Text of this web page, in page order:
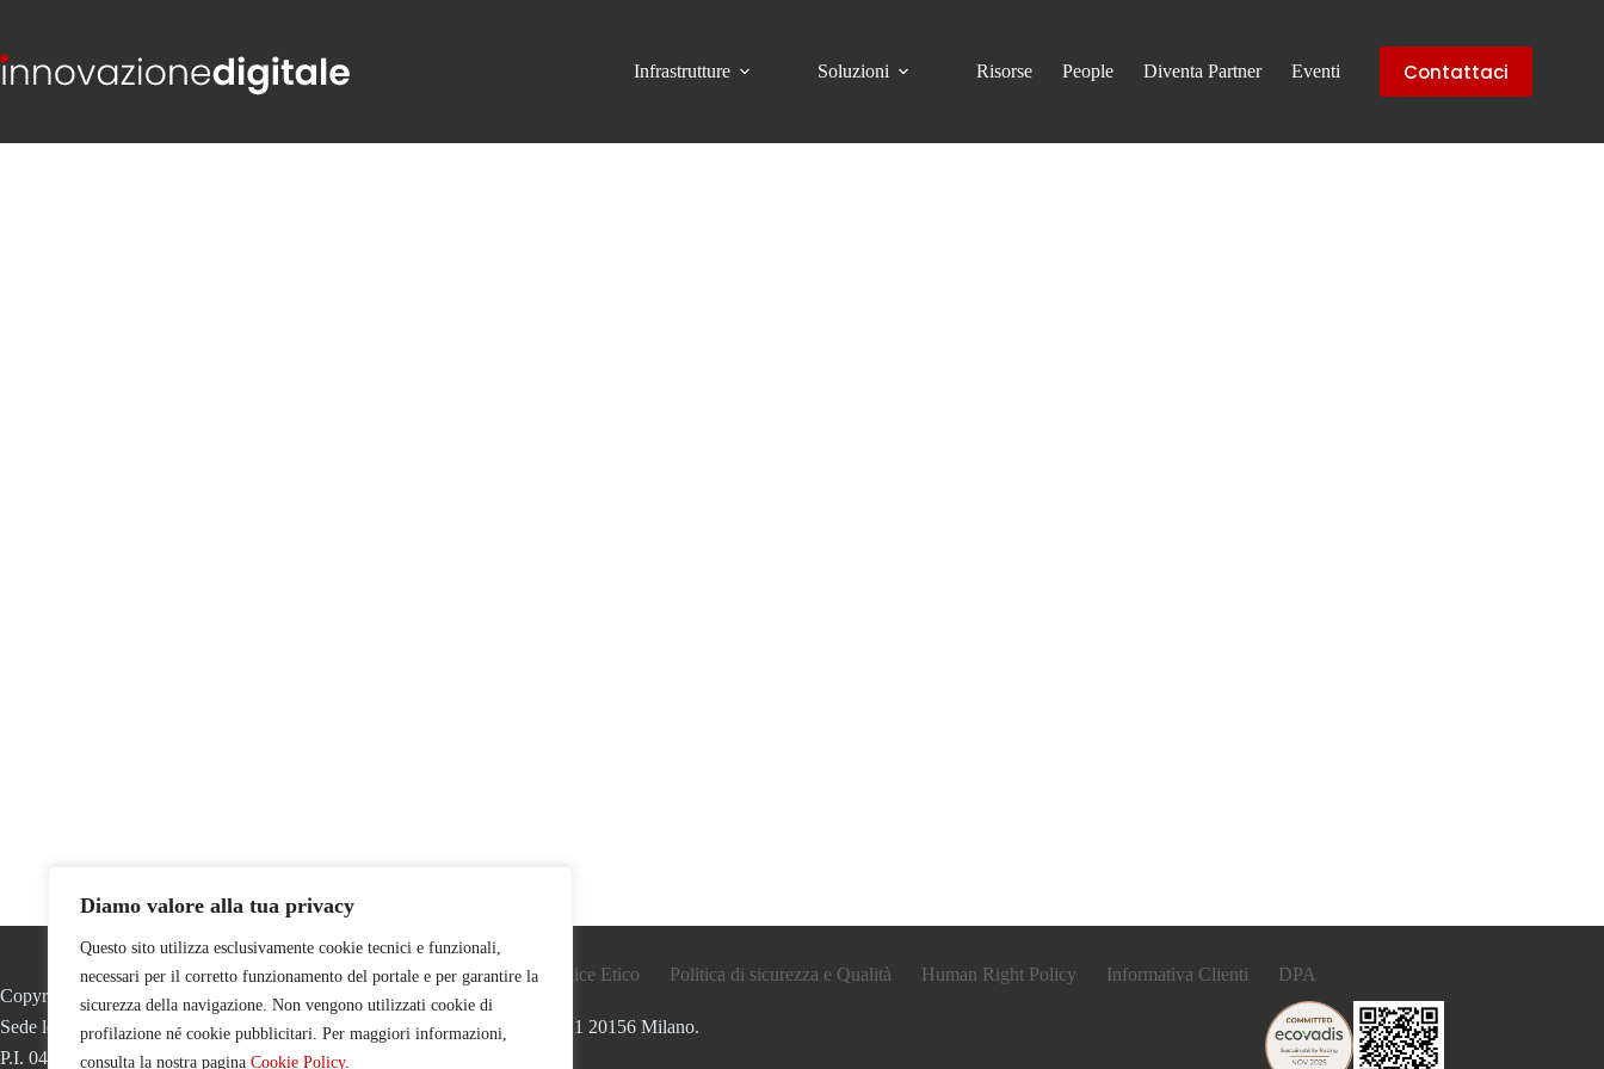
Diamo valore alla tua privacy
Questo sito utilizza esclusivamente cookie tecnici e funzionali,
necessari per il corretto funzionamento del portale e per garantire la
sicurezza della navigazione. Non vengono utilizzati cookie di
profilazione né cookie pubblicitari. Per maggiori informazioni,
consulta la nostra pagina Cookie Policy.
Infrastrutture Soluzioni Risorse People Diventa Partner Eventi Contattaci
Cookie Policy Privacy Le nostre Sedi Certificazioni Codice Etico Politica di sicurezza e Qualità Human Right Policy Informativa Clienti
DPA
Copyright © 2026 innovazionedigitale s.r.l.
Sede legale via Cefalonia 14 20156 Milano. Headquarter via San Brunone 21 20156 Milano.
P.I. 04060190966 - Tel. +39 0233406087